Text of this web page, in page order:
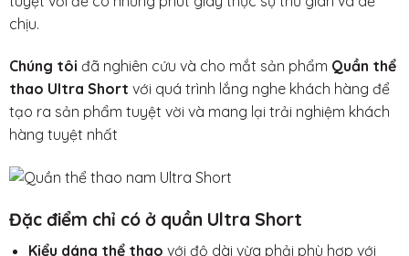
chịu.
Chúng tôi đã nghiên cứu và cho mắt sản phẩm Quần thể
thao Ultra Short với quá trình lắng nghe khách hàng để
tạo ra sản phẩm tuyệt vời và mang lại trải nghiệm khách
hàng tuyệt nhất
Đặc điểm chỉ có ở quần Ultra Short
Kiểu dáng thể thao với độ dài vừa phải phù hợp với